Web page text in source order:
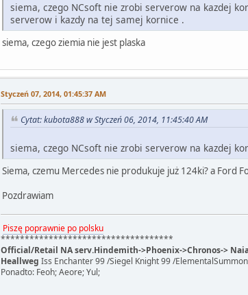
siema, czego NCsoft nie zrobi serverow na kazdej
serverow i kazdy na tej samej kornice .
siema, czego ziemia nie jest plaska
Styczeń 07, 2014, 01:45:37 AM
Cytat: kubota888 w Styczeń 06, 2014, 11:45:40 AM
siema, czego NCsoft nie zrobi serverow na kazdej
Siema, czemu Mercedes nie produkuje już 124ki? a Ford
Pozdrawiam
Piszę poprawnie po polsku
************************************
Official/Retail NA serv.Hindemith->Phoenix->Chronos->
Heallweg Iss Enchanter 99 /Siegel Knight 99 /
Ponadto: Feoh; Aeore; Yul;